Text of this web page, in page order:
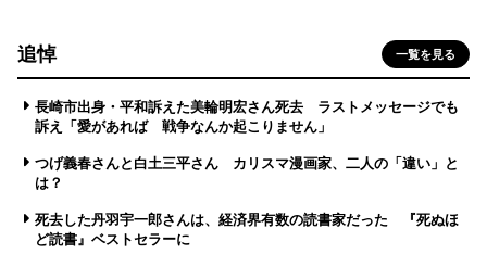
追悼 一覧を見る
長崎市出身・平和訴えた美輪明宏さん死去 ラストメッセージでも
訴え「愛があれば 戦争なんか起こりません」
つげ義春さんと白土三平さん カリスマ漫画家、二人の「違い」と
は？
死去した丹羽宇一郎さんは、経済界有数の読書家だった 『死ぬほ
ど読書』ベストセラーに